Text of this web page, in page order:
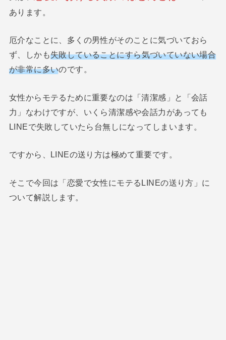
あります。
厄介なことに、多くの男性がそのことに気づいておら
ず、しかも失敗していることにすら気づいていない場合
が非常に多いのです。
女性からモテるために重要なのは「清潔感」と「会話
力」なわけですが、いくら清潔感や会話力があっても
LINEで失敗していたら台無しになってしまいます。
ですから、LINEの送り方は極めて重要です。
そこで今回は「恋愛で女性にモテるLINEの送り方」に
ついて解説します。